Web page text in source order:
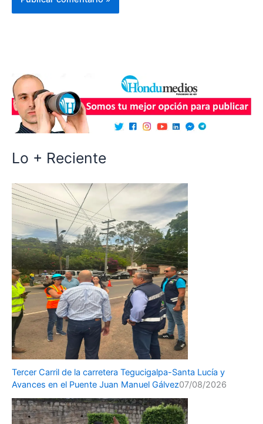
Lo + Reciente
Tercer Carril de la carretera Tegucigalpa-Santa Lucía y
Avances en el Puente Juan Manuel Gálvez07/08/2026